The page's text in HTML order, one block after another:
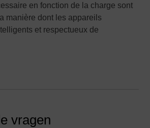
en fonction de la charge sont
manière dont les appareils
et respectueux de
vragen